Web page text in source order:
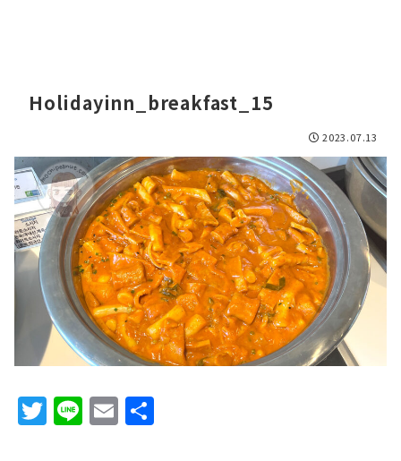
Holidayinn_breakfast_15
2023.07.13
T
w
Li
n
E
m